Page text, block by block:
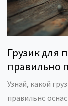
Грузик для
правильно
Узнай, какой
правильно